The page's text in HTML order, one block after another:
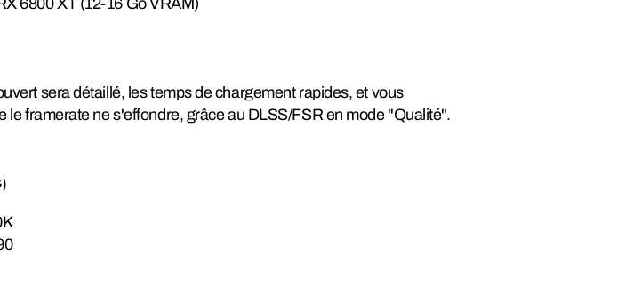
6800 XT (12-16 Go VRAM)
sera détaillé, les temps de chargement rapides, et vous
framerate ne s'effondre, grâce au DLSS/FSR en mode "Qualité".